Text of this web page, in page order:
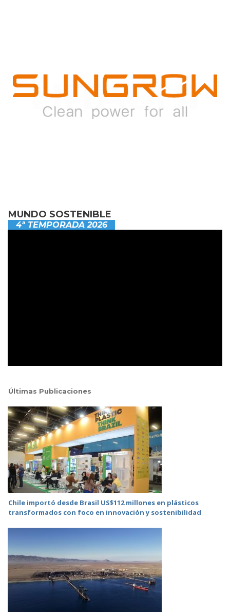
MUNDO SOSTENIBLE
4ª TEMPORADA 2026
Últimas Publicaciones
Chile importó desde Brasil US$112 millones en plásticos
transformados con foco en innovación y sostenibilidad